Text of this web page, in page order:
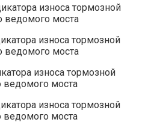
износа тормозной
ведомого моста
износа тормозной
ведомого моста
износа тормозной
ведомого моста
износа тормозной
ведомого моста